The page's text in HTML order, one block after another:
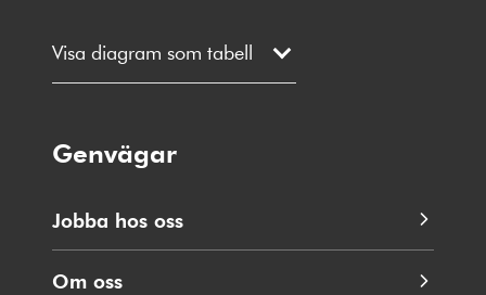
Visa diagram som tabell
Genvägar
Jobba hos oss
Om oss